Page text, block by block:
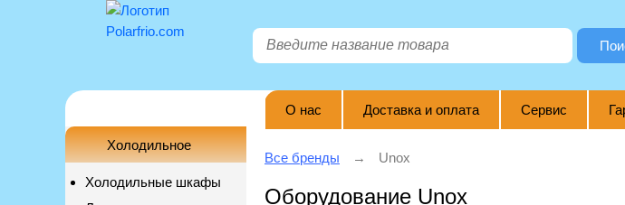
Холодильное
Холодильные шкафы
О нас Доставка и оплата Сервис
Все бренды Unox
Оборудование Unox